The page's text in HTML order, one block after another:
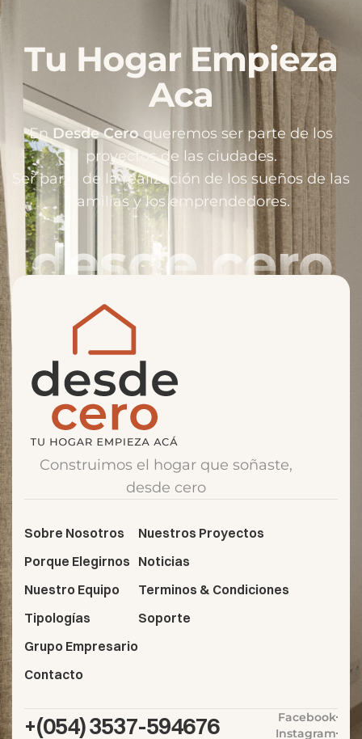
Tu Hogar Empieza
Aca
En Desde Ceroqueremos ser parte de los
proyectos de las ciudades.
Ser parte de la realización de los sueños de las
familias y los emprendedores.
desde cero
Construimos el hogar que soñaste,
desde cero
Sobre Nosotros
Porque Elegirnos
Nuestro Equipo
Tipologías
Grupo Empresario
Contacto
Nuestros Proyectos
Noticias
Terminos & Condiciones
Soporte
+(054) 3537-594676
Facebook
Instagram